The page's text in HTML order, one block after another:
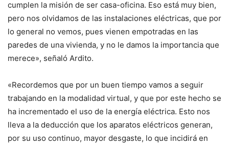
cumplen la misión de ser casa-oficina. Eso está muy bien,
pero nos olvidamos de las instalaciones eléctricas, que por
lo general no vemos, pues vienen empotradas en las
paredes de una vivienda, y no le damos la importancia que
merece», señaló Ardito.
«Recordemos que por un buen tiempo vamos a seguir
trabajando en la modalidad virtual, y que por este hecho se
ha incrementado el uso de la energía eléctrica. Esto nos
lleva a la deducción que los aparatos eléctricos generan,
por su uso continuo, mayor desgaste, lo que incidirá en